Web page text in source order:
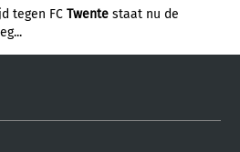
tegen FC Twente staat nu de